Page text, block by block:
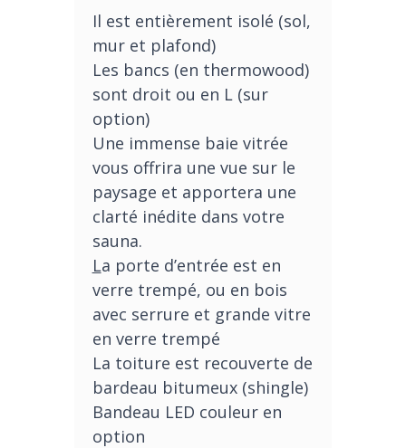
Il est entièrement isolé (sol,
mur et plafond)
Les bancs (en thermowood)
sont droit ou en L (sur
option)
Une immense baie vitrée
vous offrira une vue sur le
paysage et apportera une
clarté inédite dans votre
sauna.
La porte d’entrée est en
verre trempé, ou en bois
avec serrure et grande vitre
en verre trempé
La toiture est recouverte de
bardeau bitumeux (shingle)
Bandeau LED couleur en
option